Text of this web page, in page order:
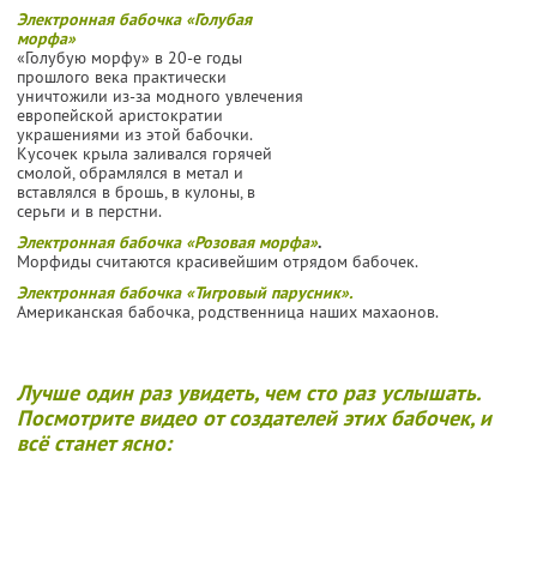
Электронная бабочка «Голубая
морфа»
«Голубую морфу» в 20-е годы
прошлого века практически
уничтожили из-за модного увлечения
европейской аристократии
украшениями из этой бабочки.
Кусочек крыла заливался горячей
смолой, обрамлялся в метал и
вставлялся в брошь, в кулоны, в
серьги и в перстни.
Электронная бабочка «Розовая морфа».
Морфиды считаются красивейшим отрядом бабочек.
Электронная бабочка «Тигровый парусник».
Американская бабочка, родственница наших махаонов.
Лучше один раз увидеть, чем сто раз услышать.
Посмотрите видео от создателей этих бабочек, и
всё станет ясно: